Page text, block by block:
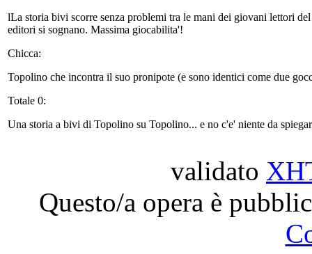
lLa storia bivi scorre senza problemi tra le mani dei giovani lettori
editori si sognano. Massima giocabilita'!
Chicca:
Topolino che incontra il suo pronipote (e sono identici come due
Totale 0:
Una storia a bivi di Topolino su Topolino... e no c'e' niente da
validato
Questo/a opera è